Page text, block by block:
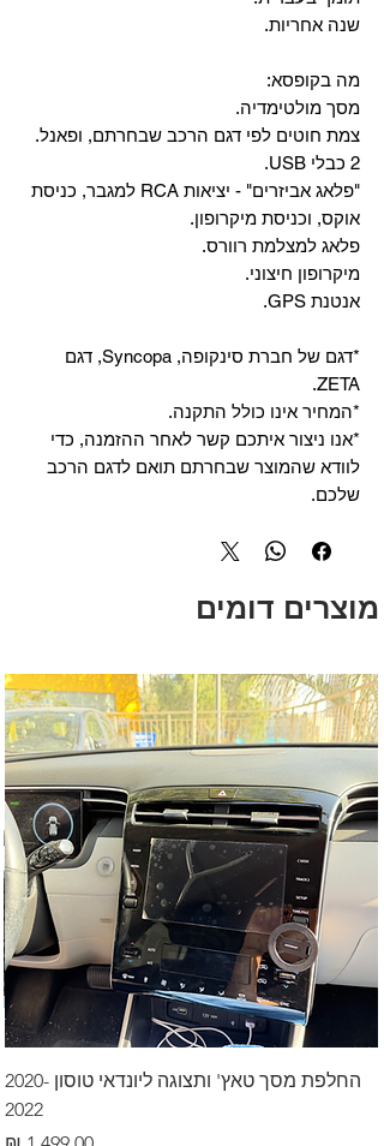
שנה אחריות.
מה בקופסא:
מסך מולטימדיה.
צמת חוטים לפי דגם הרכב שבחרתם, ופאנל.
2 כבלי USB.
"פלאג אביזרים" - יציאות RCA למגבר, כניסת
אוקס, וכניסת מיקרופון.
פלאג למצלמת רוורס.
מיקרופון חיצוני.
אנטנת GPS.
*דגם של חברת סינקופה, Syncopa, דגם
ZETA.
*המחיר אינו כולל התקנה.
*אנו ניצור איתכם קשר לאחר ההזמנה, כדי
לוודא שהמוצר שבחרתם תואם לדגם הרכב
שלכם.
מוצרים דומים
החלפת מסך טאץ' ותצוגה ליונדאי טוסון 2020-
2022
מחיר